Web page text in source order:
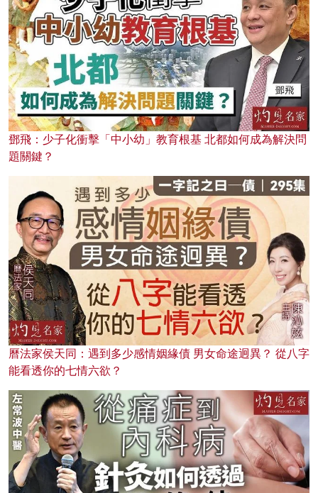
鄧飛：少子化衝擊「中小幼」教育根基 北都如何成為解決問
題關鍵？
曆法家侯天同：遇到多少感情姻緣債 男女命途迥異？ 從八字
能看透你的七情六欲？